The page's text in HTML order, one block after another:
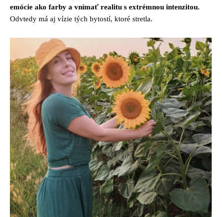
emócie ako farby a vnímať realitu s extrémnou intenzitou.
Odvtedy má aj vízie tých bytostí, ktoré stretla.